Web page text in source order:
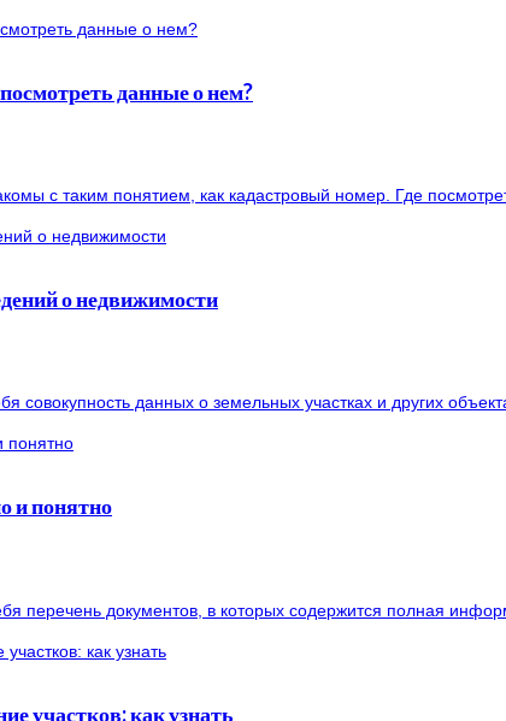
данные о нем?
с таким понятием, как кадастровый номер. Где
о недвижимости
совокупность данных о земельных участках и других
и понятно
перечень документов, в которых содержится полная
участков: как узнать